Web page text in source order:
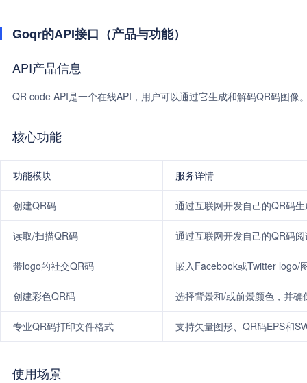
Goqr的API接口（产品与功能）
API产品信息
QR code API是一个在线API，用户可以通过它生成和解码QR码图像
核心功能
功能模块 服务详情
创建QR码 通过互联网开发自己的QR码
读取/扫描QR码 通过互联网开发自己的QR码
带logo的社交QR码 嵌入Facebook或Twitter logo/
创建彩色QR码 选择背景和/或前景颜色，并
专业QR码打印文件格式 支持矢量图形、QR码EPS和
使用场景